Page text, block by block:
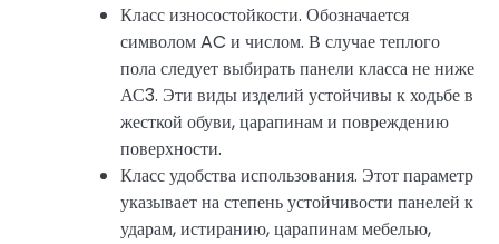
Класс износостойкости. Обозначается
символом AC и числом. В случае теплого
пола следует выбирать панели класса не ниже
АС3. Эти виды изделий устойчивы к ходьбе в
жесткой обуви, царапинам и повреждению
поверхности.
Класс удобства использования. Этот параметр
указывает на степень устойчивости панелей к
ударам, истиранию, царапинам мебелью,